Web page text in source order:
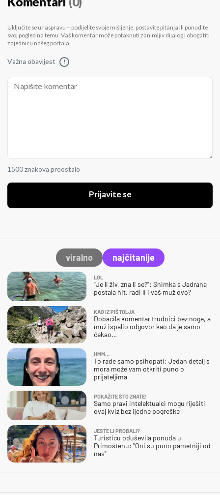
Uključite se u raspravu – podijelite svoje mišljenje, postavite pitanja ili ponudite
svoj pogled na temu. Vaš komentar može potaknuti zanimljiv dijalog i obogatiti
zajednicu našeg portala.
Važna obavijest !
1500 znakova preostalo
Prijavite se
viralno najčitanije
LOL
"Je li živ, zna li se?": Snimka s Jadrana
postala hit, radi li i vaš muž ovo?
KAO IZ PIŠTOLJA
Dobacila komentar trudnici bez noge, a
muž ispalio odgovor kao da je samo
čekao…
HMM…
To rade samo psihopati: Jedan detalj s
mora može vam otkriti puno o
prijateljima
POKAŽITE ŠTO ZNATE!
Samo pravi intelektualci mogu riješiti
ovaj kviz bez ijedne pogreške
JESTE LI PROBALI?
Turisticu oduševila ponuda u
Primoštenu: "Oni su puno pametniji od
nas"